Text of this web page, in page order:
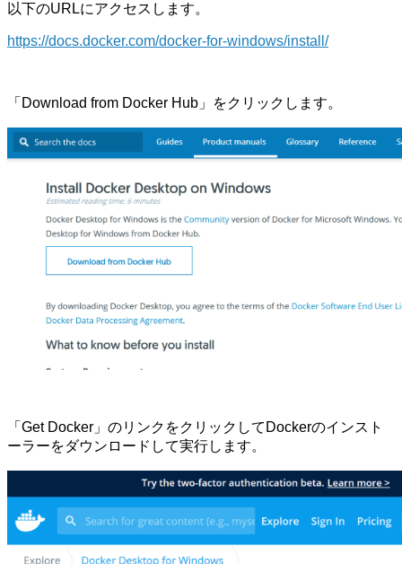
以下のURLにアクセスします。
https://docs.docker.com/docker-for-windows/install/
「Download from Docker Hub」をクリックします。
「Get Docker」のリンクをクリックしてDockerのインスト
ーラーをダウンロードして実行します。